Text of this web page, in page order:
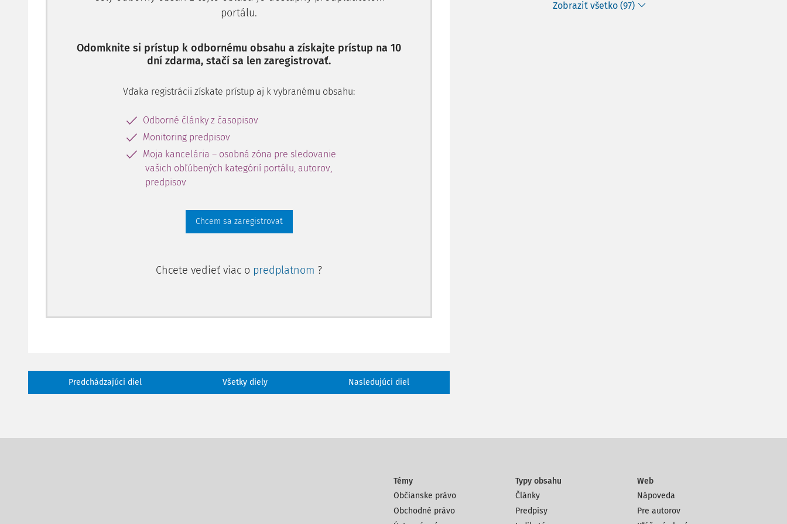
portálu.
Odomknite si prístup k odbornému obsahu a získajte prístup na 10
dní zdarma, stačí sa len zaregistrovať.
Vďaka registrácii získate prístup aj k vybranému obsahu:
Odborné články z časopisov
Monitoring predpisov
Moja kancelária – osobná zóna pre sledovanie
vašich obľúbených kategórií portálu, autorov,
predpisov
Chcem sa zaregistrovať
Chcete vedieť viac o predplatnom ?
Predchádzajúci diel Všetky diely Nasledujúci diel
Zobraziť všetko (97)
Témy
Občianske právo
Obchodné právo
Typy obsahu
Články
Predpisy
Web
Nápoveda
Pre autorov